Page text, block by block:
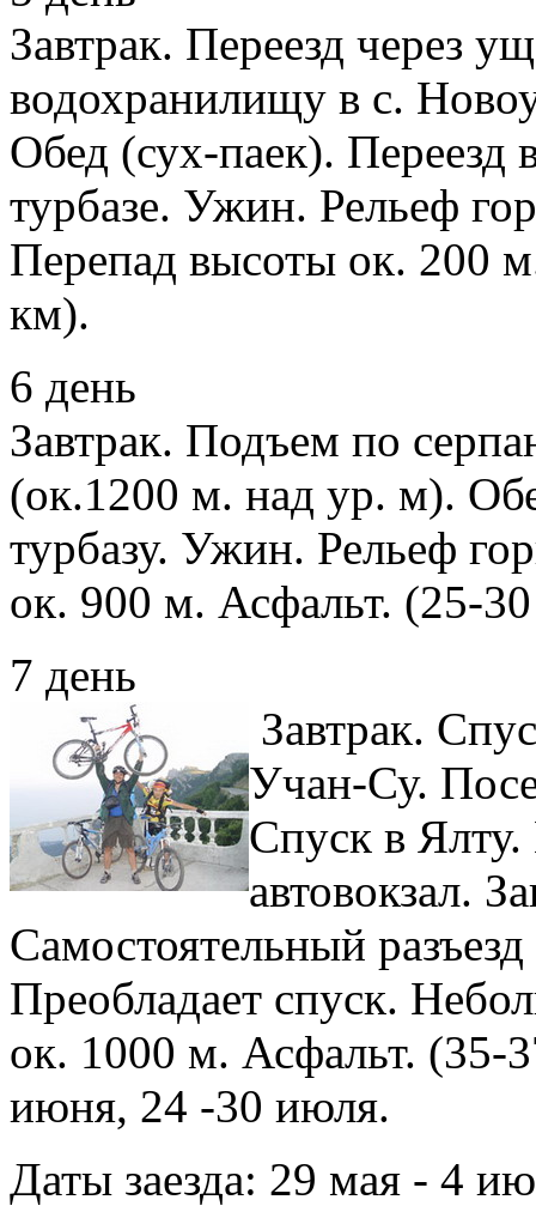
Завтрак. Переезд через
водохранилищу в с.
Обед (сух-паек). Переезд
турбазе. Ужин. Рельеф
Перепад высоты ок. 200
км).
6 день
Завтрак. Подъем по
(ок.1200 м. над ур. м).
турбазу. Ужин. Рельеф
ок. 900 м. Асфальт. (25-
7 день
Завтрак.
Учан-Су.
Спуск в Ялту.
автовокзал.
Самостоятельный
Преобладает спуск.
ок. 1000 м. Асфальт. (35-
июня, 24 -30 июля.
Даты заезда: 29 мая - 4